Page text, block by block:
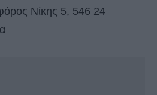
Νίκης 5, 546 24